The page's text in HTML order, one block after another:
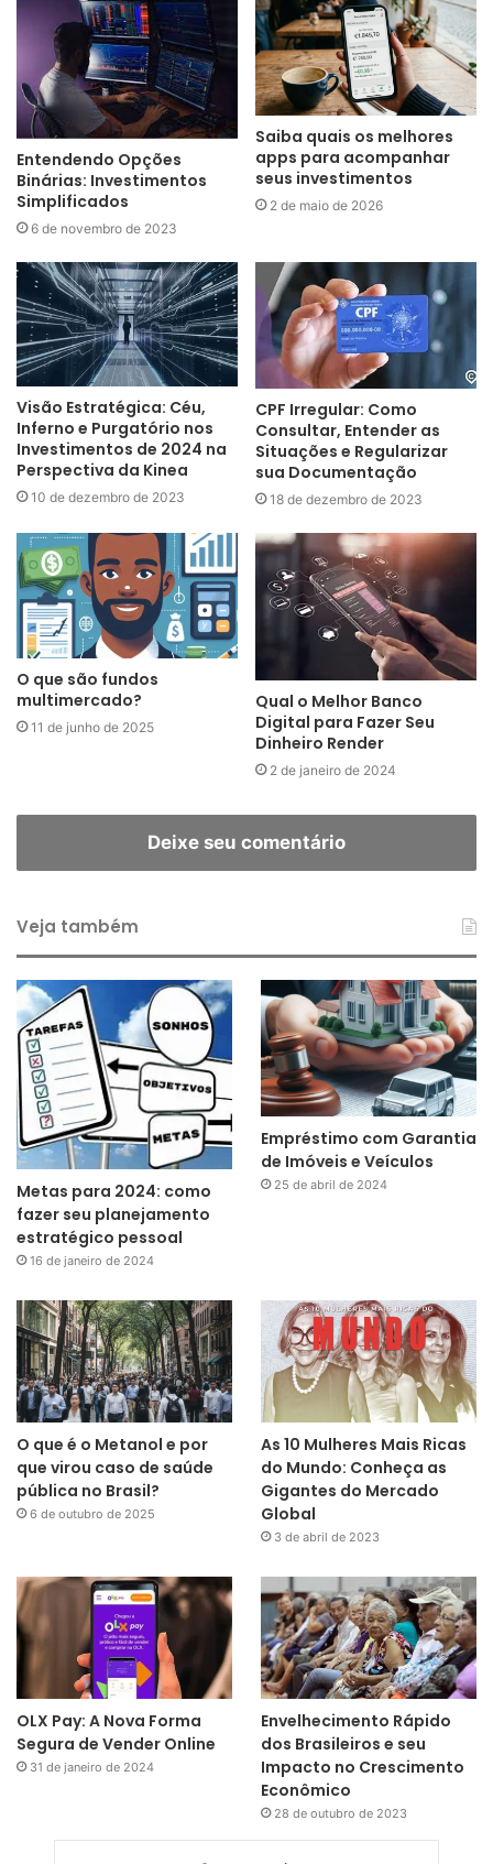
Entendendo Opções
Binárias: Investimentos
Simplificados
6 de novembro de 2023
Saiba quais os melhores
apps para acompanhar
seus investimentos
2 de maio de 2026
Visão Estratégica: Céu,
Inferno e Purgatório nos
Investimentos de 2024 na
Perspectiva da Kinea
10 de dezembro de 2023
CPF Irregular: Como
Consultar, Entender as
Situações e Regularizar
sua Documentação
18 de dezembro de 2023
O que são fundos
multimercado?
11 de junho de 2025
Qual o Melhor Banco
Digital para Fazer Seu
Dinheiro Render
2 de janeiro de 2024
Deixe seu comentário
Veja também
Metas para 2024: como
fazer seu planejamento
estratégico pessoal
16 de janeiro de 2024
Empréstimo com Garantia
de Imóveis e Veículos
25 de abril de 2024
O que é o Metanol e por
que virou caso de saúde
pública no Brasil?
6 de outubro de 2025
As 10 Mulheres Mais Ricas
do Mundo: Conheça as
Gigantes do Mercado
Global
3 de abril de 2023
OLX Pay: A Nova Forma
Segura de Vender Online
31 de janeiro de 2024
Envelhecimento Rápido
dos Brasileiros e seu
Impacto no Crescimento
Econômico
28 de outubro de 2023